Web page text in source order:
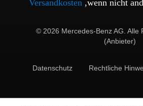
Versandkosten ,wenn nicht
© 2026 Mercedes-Benz AG. Alle
(Anbieter)
Datenschutz Rechtliche